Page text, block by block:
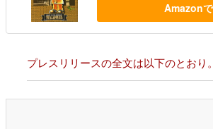
Amazon
プレスリリースの全文は以下のとおり。